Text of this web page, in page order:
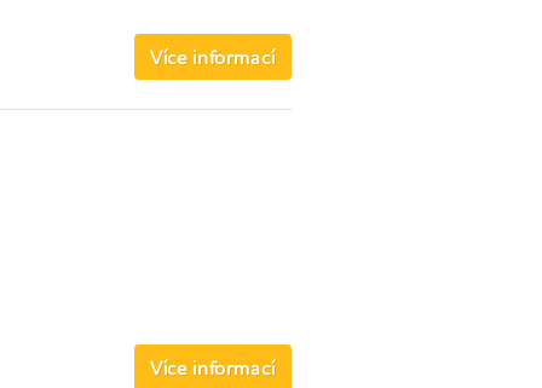
Více informací
Více informací